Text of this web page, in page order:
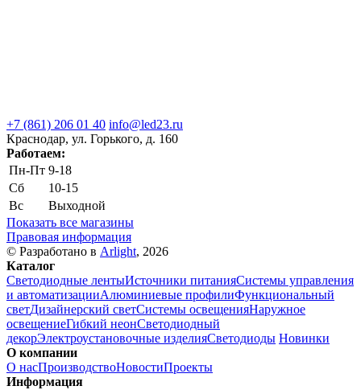
+7 (861) 206 01 40 info@led23.ru
Краснодар, ул. Горького, д. 160
Работаем:
Пн-Пт 9-18
Сб
10-15
Вс
Выходной
Показать все магазины
Правовая информация
© Разработано в Arlight, 2026
Каталог
Светодиодные лентыИсточники питанияСистемы управления
и автоматизацииАлюминиевые профилиФункциональный
светДизайнерский светСистемы освещенияНаружное
освещениеГибкий неонСветодиодный
декорЭлектроустановочные изделияСветодиоды Новинки
О компании
О насПроизводствоНовостиПроекты
Информация